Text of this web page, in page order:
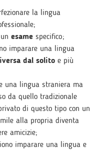
la lingua
esame specifico;
imparare una lingua
dal solito e più
una lingua straniera ma
da quello tradizionale
di questo tipo con un
alla propria diventa
amicizie;
imparare una lingua e